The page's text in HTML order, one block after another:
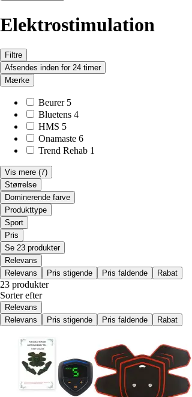
Elektrostimulation
Filtre
Afsendes inden for 24 timer
Mærke
Beurer 5
Bluetens 4
HMS 5
Onamaste 6
Trend Rehab 1
Vis mere (7)
Størrelse
Dominerende farve
Produkttype
Sport
Pris
Se 23 produkter
Relevans
Relevans
Pris stigende Pris faldende Rabat
23 produkter
Sorter efter
Relevans
Relevans
Pris stigende Pris faldende Rabat